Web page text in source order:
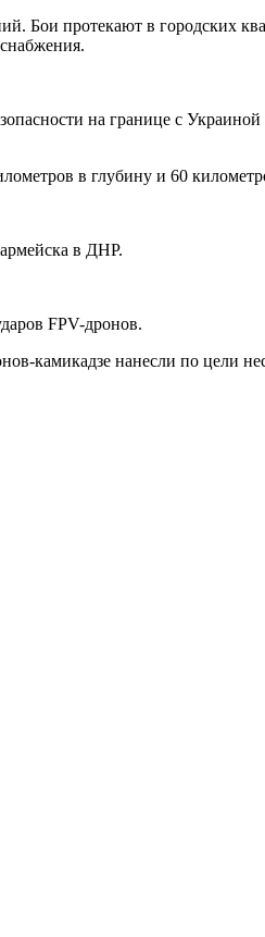
протекают в городских
на границе с
в глубину и 60
в ДНР.
FPV-дронов.
камикадзе нанесли по цели